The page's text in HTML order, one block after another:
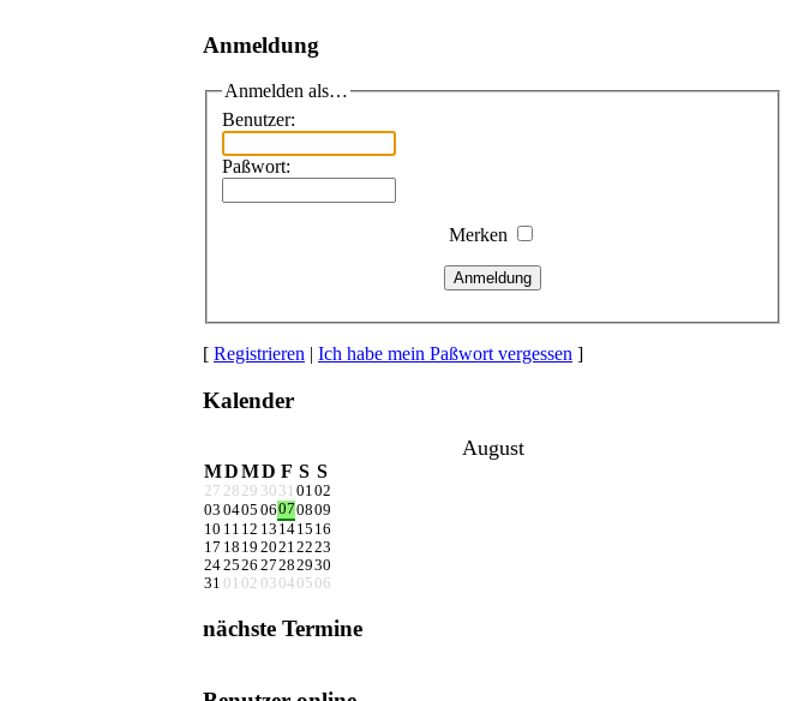
Anmeldung
Anmelden als…
Benutzer:
Paßwort:
Merken
Anmeldung
[ Registrieren | Ich habe mein Paßwort vergessen ]
Kalender
August
MDMD F S S
27 28 29 30 31 0102
03 0405 06070809
10 11 12 13 1415 16
17 18 19 20212223
242526 27282930
31 01 02 03 04 05 06
nächste Termine